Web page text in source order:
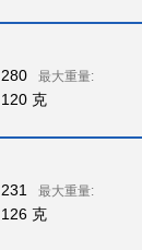
280 最大重量:
120 克
231 最大重量:
126 克